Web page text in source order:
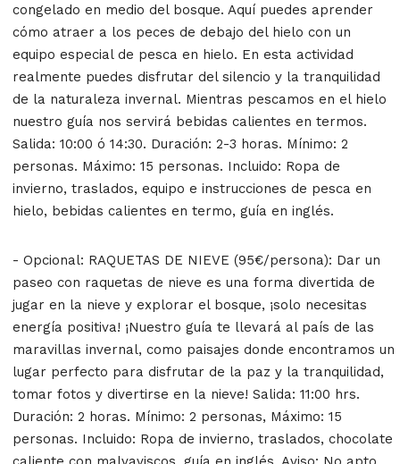
congelado en medio del bosque. Aquí puedes aprender
cómo atraer a los peces de debajo del hielo con un
equipo especial de pesca en hielo. En esta actividad
realmente puedes disfrutar del silencio y la tranquilidad
de la naturaleza invernal. Mientras pescamos en el hielo
nuestro guía nos servirá bebidas calientes en termos.
Salida: 10:00 ó 14:30. Duración: 2-3 horas. Mínimo: 2
personas. Máximo: 15 personas. Incluido: Ropa de
invierno, traslados, equipo e instrucciones de pesca en
hielo, bebidas calientes en termo, guía en inglés.
- Opcional: RAQUETAS DE NIEVE (95€/persona): Dar un
paseo con raquetas de nieve es una forma divertida de
jugar en la nieve y explorar el bosque, ¡solo necesitas
energía positiva! ¡Nuestro guía te llevará al país de las
maravillas invernal, como paisajes donde encontramos un
lugar perfecto para disfrutar de la paz y la tranquilidad,
tomar fotos y divertirse en la nieve! Salida: 11:00 hrs.
Duración: 2 horas. Mínimo: 2 personas, Máximo: 15
personas. Incluido: Ropa de invierno, traslados, chocolate